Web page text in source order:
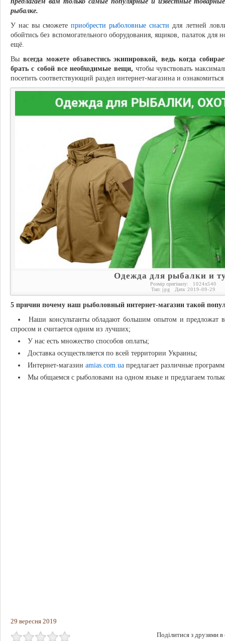
рыбалке.
У нас вы сможетеприобрести рыболовные снасти для летней
обойтись без вспомогательного оборудования, ящиков, палаток
ещё.
Вы всегда можете обзавестись экипировкой, ведь когда
брать с собой все необходимые вещи, чтобы чувствовать
посетить соответствующий раздел интернет-магазина и
Одежда для рыбалки и
Розмір оригіналу: 1024x540
Тип: jpg Дата: 2019-09-29
5 причин почему наш рыболовный интернет-магазин такой
Наши консультанты обладают большим опытом и предложат
спросом и считается одним из лучших;
У нас есть множество способов оплаты;
Доставка осуществляется по всей территории Украины;
Интернет-магазин amias.com.ua предлагает различные
Мы общаемся с рыболовами на одном языке и предлагаем
29 вересня 2019
Поділитися з друзями